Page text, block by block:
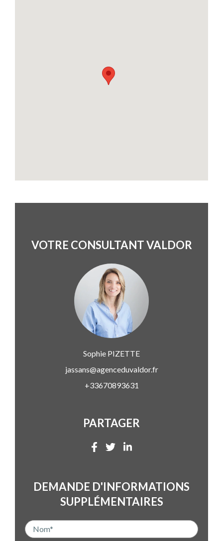
VOTRE CONSULTANT VALDOR
Sophie PIZETTE
jassans@agenceduvaldor.fr
+33670893631
PARTAGER
DEMANDE D'INFORMATIONS
SUPPLÉMENTAIRES